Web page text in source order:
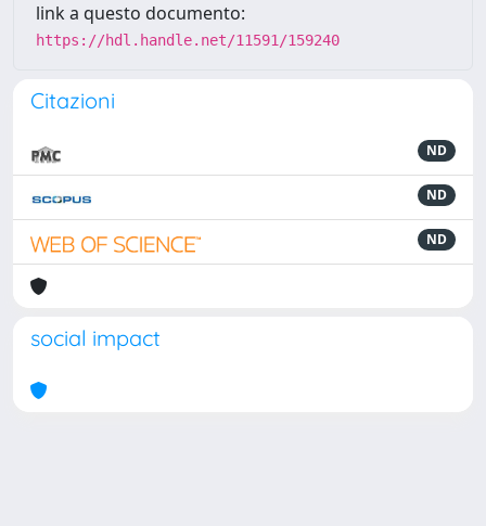
link a questo documento:
https://hdl.handle.net/11591/159240
Citazioni
ND
ND
ND
social impact